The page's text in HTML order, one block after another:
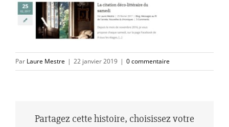
Par Laure Mestre | 22 janvier 2019 | 0 commentaire
Partagez cette histoire, choisissez votre